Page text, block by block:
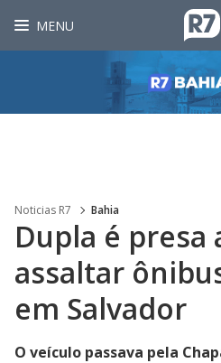
MENU
Noticias R7 Bahia
Dupla é presa
assaltar
em Salvador
O veículo passava pela